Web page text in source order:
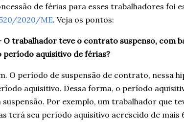
de férias para esses trabalhadores foi
2020/ME. Veja os pontos:
O trabalhador teve o contrato suspenso, com
período aquisitivo de férias?
O período de suspensão de contrato, nessa
aquisitivo. Dessa forma, o período
suspensão. Por exemplo, um trabalhador que
terá seu período aquisitivo acrescido de mais